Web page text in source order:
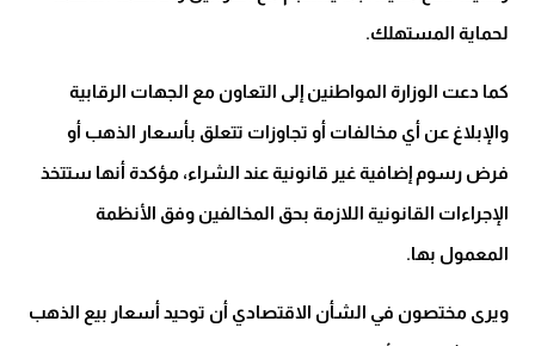
لحماية المستهلك.
كما دعت الوزارة المواطنين إلى التعاون مع الجهات الرقابية
والإبلاغ عن أي مخالفات أو تجاوزات تتعلق بأسعار الذهب أو
فرض رسوم إضافية غير قانونية عند الشراء، مؤكدة أنها ستتخذ
الإجراءات القانونية اللازمة بحق المخالفين وفق الأنظمة
المعمول بها.
ويرى مختصون في الشأن الاقتصادي أن توحيد أسعار بيع الذهب